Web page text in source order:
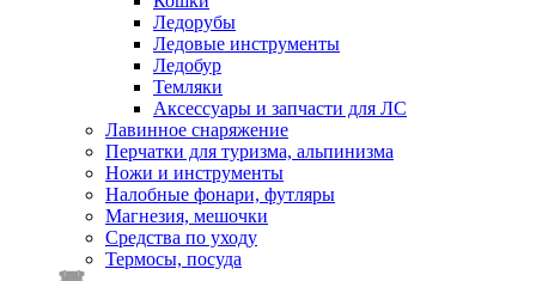
Ледорубы
Ледовые инструменты
Ледобур
Темляки
Аксессуары и запчасти для ЛС
Лавинное снаряжение
Перчатки для туризма, альпинизма
Ножи и инструменты
Налобные фонари, футляры
Магнезия, мешочки
Средства по уходу
Термосы, посуда